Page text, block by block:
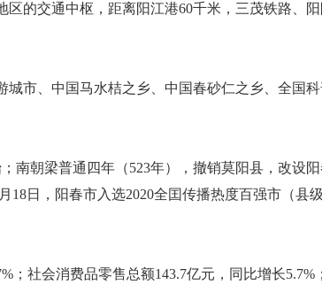
的交通中枢，距离阳江港60千米，三茂铁路、
市、中国马水桔之乡、中国春砂仁之乡、全国
南朝梁普通四年（523年），撤销莫阳县，改设
18日，阳春市入选2020全囯传播热度百强市（
；社会消费品零售总额143.7亿元，同比增长